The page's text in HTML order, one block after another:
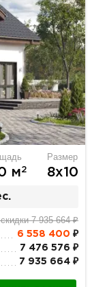
м2
Размер
8х10
7 935 664 ₽
6 558 400 ₽
7 476 576 ₽
7 935 664 ₽